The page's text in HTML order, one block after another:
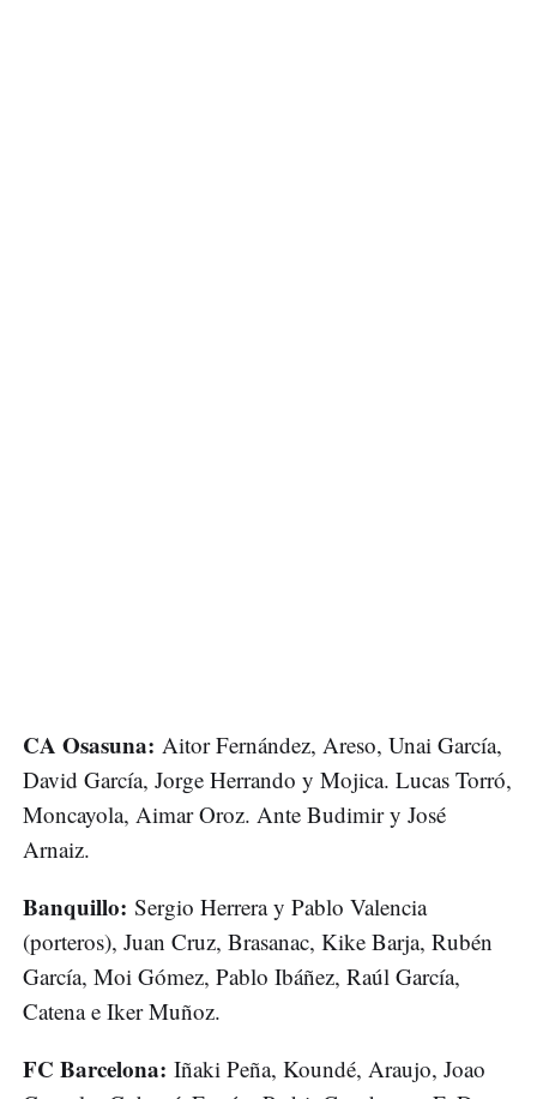
CA Osasuna: Aitor Fernández, Areso, Unai García,
David García, Jorge Herrando y Mojica. Lucas Torró,
Moncayola, Aimar Oroz. Ante Budimir y José
Arnaiz.
Banquillo: Sergio Herrera y Pablo Valencia
(porteros), Juan Cruz, Brasanac, Kike Barja, Rubén
García, Moi Gómez, Pablo Ibáñez, Raúl García,
Catena e Iker Muñoz.
FC Barcelona: Iñaki Peña, Koundé, Araujo, Joao